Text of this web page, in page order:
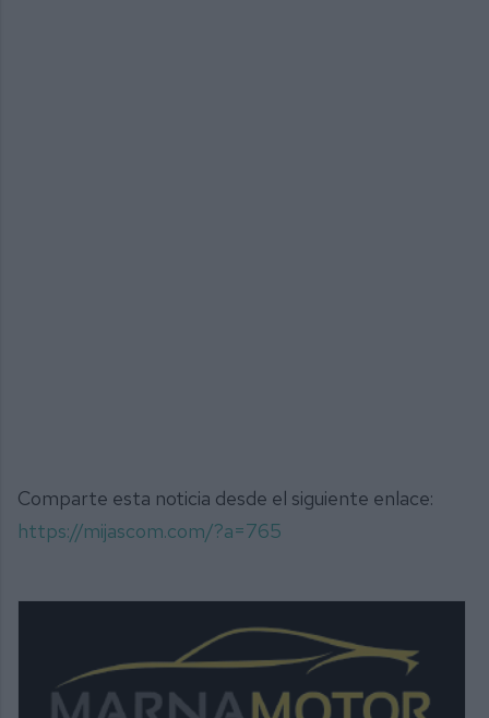
Comparte esta noticia desde el siguiente enlace:
https://mijascom.com/?a=765